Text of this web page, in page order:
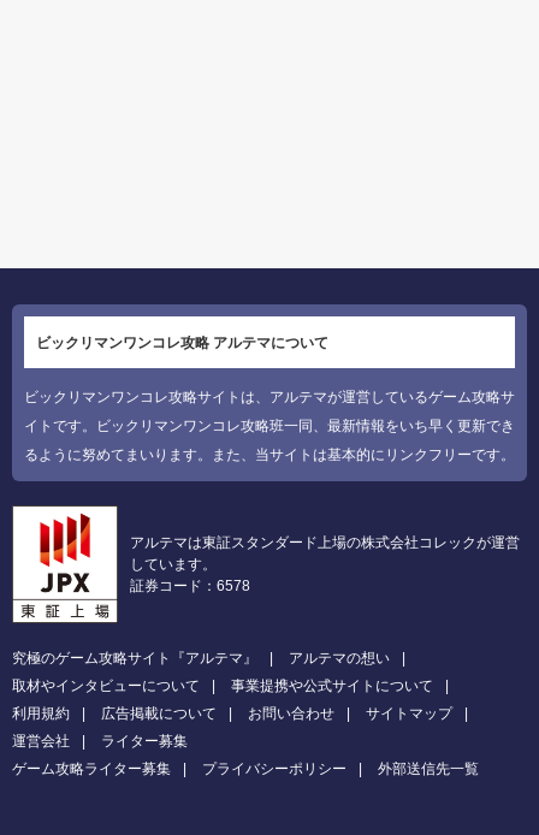
ビックリマンワンコレ攻略 アルテマについて
ビックリマンワンコレ攻略サイトは、アルテマが運営しているゲーム攻略サ
イトです。ビックリマンワンコレ攻略班一同、最新情報をいち早く更新でき
るように努めてまいります。また、当サイトは基本的にリンクフリーです。
アルテマは東証スタンダード上場の株式会社コレックが運営
しています。
証券コード：6578
究極のゲーム攻略サイト『アルテマ』
アルテマの想い
取材やインタビューについて
事業提携や公式サイトについて
利用規約
広告掲載について お問い合わせ
サイトマップ
運営会社
ライター募集
ゲーム攻略ライター募集
プライバシーポリシー 外部送信先一覧